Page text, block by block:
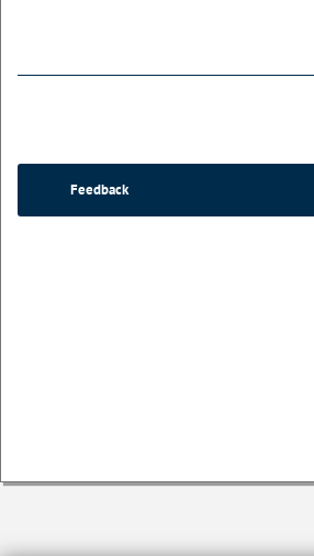
Feedback